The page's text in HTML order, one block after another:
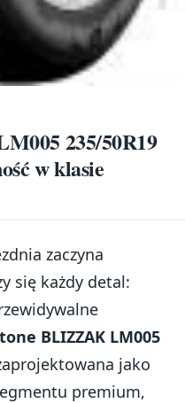
235/50R19
w klasie
zaczyna
się każdy detal:
BLIZZAK LM005
jako
premium,